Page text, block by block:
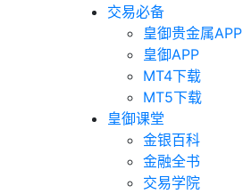
交易必备
皇御贵金属APP
皇御APP
MT4下载
MT5下载
皇御课堂
金银百科
金融全书
交易学院